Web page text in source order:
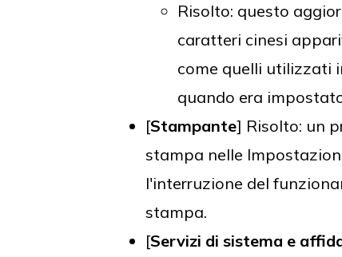
Risolto: questo
caratteri cinesi
come quelli utilizzati
quando era
[Stampante] Risolto: un
stampa nelle
l'interruzione del
stampa.
[Servizi di sistema e